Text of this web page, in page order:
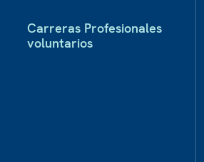
Carreras Profesionales
voluntarios